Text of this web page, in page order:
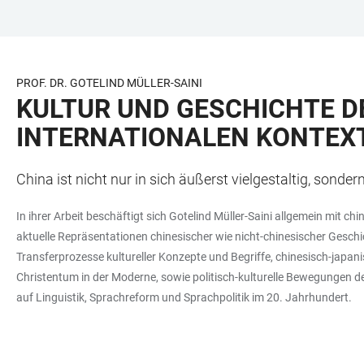
BARRIEREFREIHEIT
PROF. DR. GOTELIND MÜLLER-SAINI
KULTUR UND GESCHICHTE
INTERNATIONALEN
China ist nicht nur in sich äußerst vielgestaltig,
In ihrer Arbeit beschäftigt sich Gotelind Müller-Saini allgemein mit
aktuelle Repräsentationen chinesischer wie nicht-chinesischer
Transferprozesse kultureller Konzepte und Begriffe, chinesisch-
Christentum in der Moderne, sowie politisch-kulturelle Bewegungen
auf Linguistik, Sprachreform und Sprachpolitik im 20. Jahrhundert.